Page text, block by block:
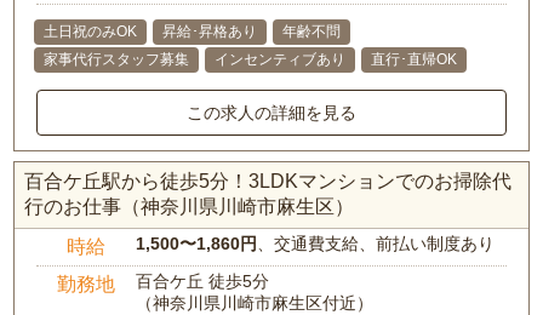
土日祝のみOK 昇給･昇格あり
年齢不問
家事代行スタッフ募集
インセンティブあり 直行･直帰OK
この求人の詳細を見る
百合ケ丘駅から徒歩5分！3LDKマンションでのお掃除代
行のお仕事（神奈川県川崎市麻生区）
時給 1,500〜1,860円、交通費支給、前払い制度あり
勤務地
百合ケ丘 徒歩5分
（神奈川県川崎市麻生区付近）